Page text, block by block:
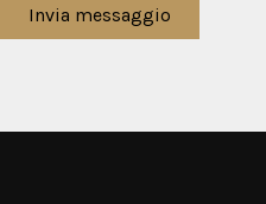
Invia messaggio